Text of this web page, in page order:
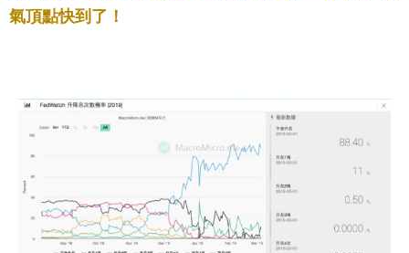
氣頂點快到了！